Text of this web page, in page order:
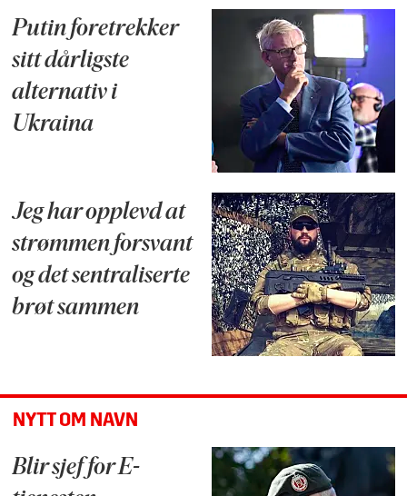
Putin foretrekker
sitt dårligste
alternativ i
Ukraina
Jeg har opplevd at
strømmen forsvant
og det sentraliserte
brøt sammen
NYTT OM NAVN
Blir sjef for E-